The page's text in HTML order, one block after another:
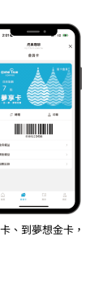
、到夢想金卡，